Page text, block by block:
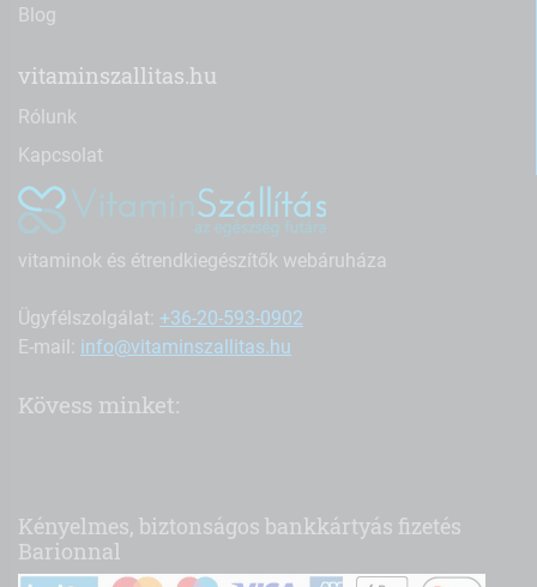
Blog
vitaminszallitas.hu
Rólunk
Kapcsolat
vitaminok és étrendkiegészítők webáruháza
Ügyfélszolgálat: +36-20-593-0902
E-mail: info@vitaminszallitas.hu
Kövess minket:
Kényelmes, biztonságos bankkártyás fizetés
Barionnal